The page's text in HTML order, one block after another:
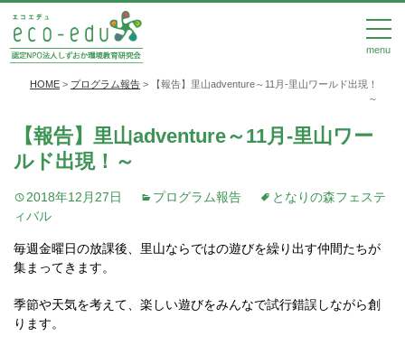
menu
HOME > プログラム報告 >
【報告】里山adventure～11月‐里山ワールド出現！
～
【報告】里山adventure～11月‐里山ワー
ルド出現！～
2018年12月27日 プログラム報告
となりの森フェステ
ィバル
毎週金曜日の放課後、里山ならではの遊びを繰り出す仲間たちが
集まってきます。
季節や天気を考えて、楽しい遊びをみんなで試行錯誤しながら創
ります。